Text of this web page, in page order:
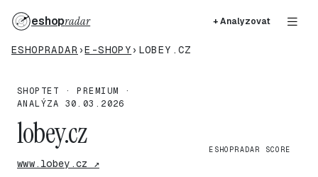
eshopradar + Analyzovat
ESHOPRADAR ›E-SHOPY › LOBEY.CZ
SHOPTET · PREMIUM ·
ANALÝZA 30.03.2026
lobey.cz
www.lobey.cz ↗
ESHOPRADAR SCORE